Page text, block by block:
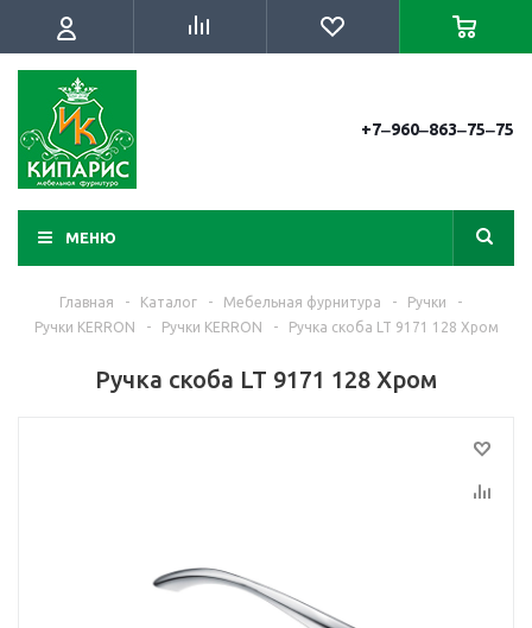
+7‒960‒863‒75‒75
МЕНЮ
Главная - Каталог - Мебельная фурнитура - Ручки
-
Ручки KERRON
- Ручки KERRON - Ручка скоба LT 9171 128 Хром
Ручка скоба LT 9171 128 Хром